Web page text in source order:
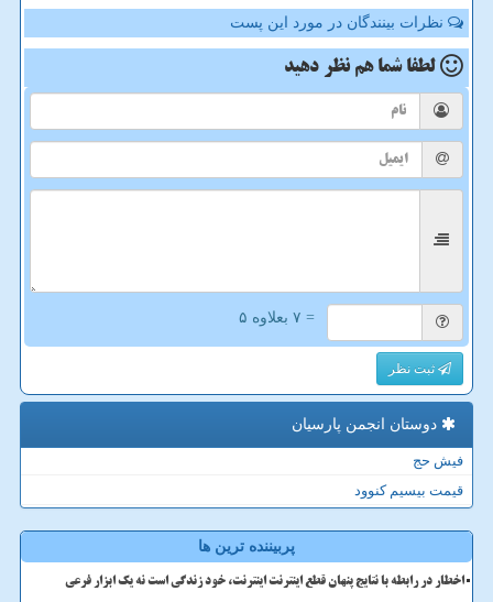
نظرات بینندگان در مورد این پست
لطفا شما هم نظر دهید
= ۷ بعلاوه ۵
ثبت نظر
دوستان انجمن پارسیان
فیش حج
قیمت بیسیم کنوود
پربیننده ترین ها
اخطار در رابطه با نتایج پنهان قطع اینترنت اینترنت، خود زندگی است نه یک ابزار فرعی